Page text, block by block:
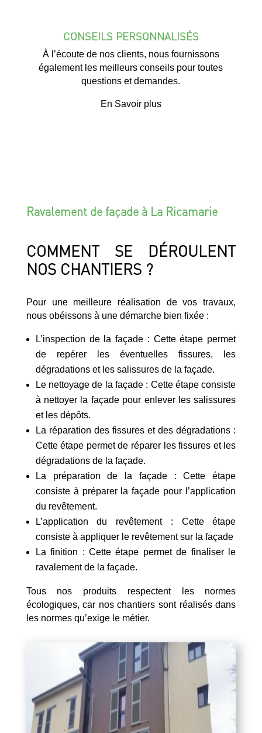
CONSEILS PERSONNALISÉS
À l’écoute de nos clients, nous fournissons
également les meilleurs conseils pour toutes
questions et demandes.
En Savoir plus
Ravalement de façade à La Ricamarie
COMMENT SE DÉROULENT
NOS CHANTIERS ?
Pour une meilleure réalisation de vos travaux,
nous obéissons à une démarche bien fixée :
L’inspection de la façade : Cette étape permet
de repérer les éventuelles fissures, les
dégradations et les salissures de la façade.
Le nettoyage de la façade : Cette étape consiste
à nettoyer la façade pour enlever les salissures
et les dépôts.
La réparation des fissures et des dégradations :
Cette étape permet de réparer les fissures et les
dégradations de la façade.
La préparation de la façade : Cette étape
consiste à préparer la façade pour l’application
du revêtement.
L’application du revêtement : Cette étape
consiste à appliquer le revêtement sur la façade
La finition : Cette étape permet de finaliser le
ravalement de la façade.
Tous nos produits respectent les normes
écologiques, car nos chantiers sont réalisés dans
les normes qu’exige le métier.